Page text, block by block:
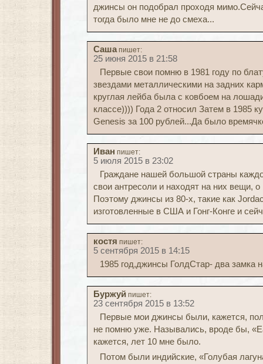
джинсы он подобрал проходя
тогда было мне не до смеха...
Саша пишет:
25 июня 2015 в 21:58
Первые свои помню в 1981 году по
звездами металлическими на задних
круглая лейба была с ковбоем на
классе)))) Года 2 относил Затем в 1985
Genesis за 100 рублей...Да было
Иван пишет:
5 июля 2015 в 23:02
Граждане нашей большой страны
свои антресоли и находят на них вещи,
Поэтому джинсы из 80-х, такие как
изготовленные в США и Гонг-Конге и
костя пишет:
5 сентября 2015 в 14:15
1985 год,джинсы ГолдСтар- два замка
Буржуй пишет:
23 сентября 2015 в 13:52
Первые мои джинсы были, кажется,
не помню уже. Назывались, вроде бы,
кажется, лет 10 мне было.
Потом были индийские, «Голубая